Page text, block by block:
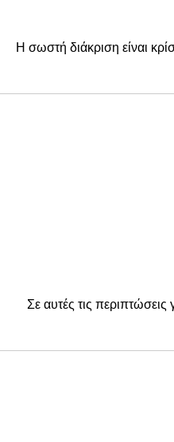
Η σωστή διάκριση είναι
Σε αυτές τις περιπτώσεις